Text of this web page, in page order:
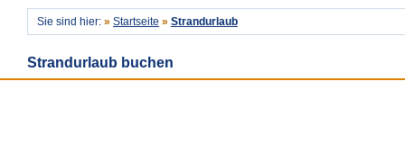
Sie sind hier: » Startseite » Strandurlaub
Strandurlaub buchen